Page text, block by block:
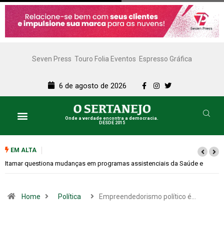
Seven Press Touro Folia Eventos Espresso Gráfica
6 de agosto de 2026
Onde a verdade encontra a democracia.
DESDE 2015
EM ALTA
Vereador pede que Prefeitura adira à Lei Federal de apoio a estudantes
Home Política Empreendedorismo político é…